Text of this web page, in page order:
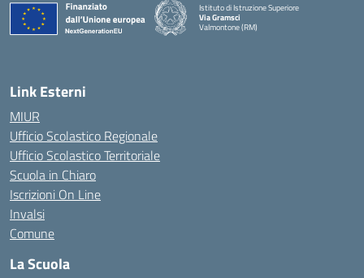
Istituto di Istruzione Superiore
Via Gramsci
Valmontone (RM)
Link Esterni
MIUR
Ufficio Scolastico Regionale
Ufficio Scolastico Territoriale
Scuola in Chiaro
Iscrizioni On Line
Invalsi
Comune
La Scuola